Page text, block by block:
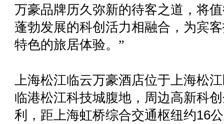
万豪品牌历久弥新的待客之道，将
蓬勃发展的科创活力相融合，为宾
特色的旅居体验。 ”
上海松江临云万豪酒店位于上海松
临港松江科技城腹地，周边高新科
利，距上海虹桥综合交通枢纽约16